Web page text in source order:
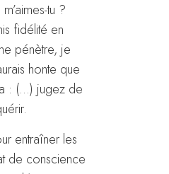
tu ?
fidélité en
pénètre, je
honte que
: (…) jugez de
entraîner les
de conscience